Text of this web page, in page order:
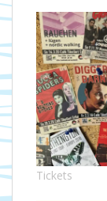
Tickets